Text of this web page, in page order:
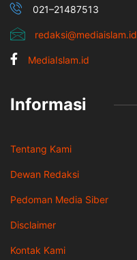
021–21487513
redaksi@mediaislam.id
MediaIslam.id
Informasi
Tentang Kami
Dewan Redaksi
Pedoman Media Siber
Disclaimer
Kontak Kami